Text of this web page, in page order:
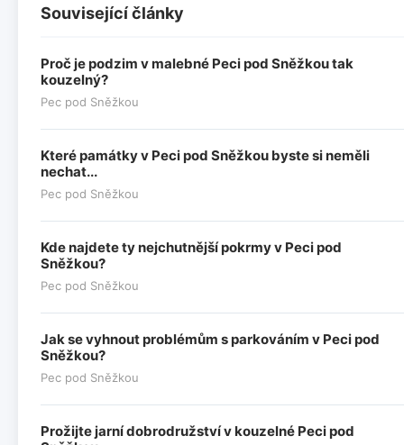
Související články
Proč je podzim v malebné Peci pod Sněžkou tak
kouzelný?
Pec pod Sněžkou
Které památky v Peci pod Sněžkou byste si neměli
nechat...
Pec pod Sněžkou
Kde najdete ty nejchutnější pokrmy v Peci pod
Sněžkou?
Pec pod Sněžkou
Jak se vyhnout problémům s parkováním v Peci pod
Sněžkou?
Pec pod Sněžkou
Prožijte jarní dobrodružství v kouzelné Peci pod